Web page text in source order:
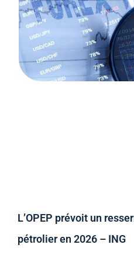
L’OPEP prévoit un
pétrolier en 2026 – ING